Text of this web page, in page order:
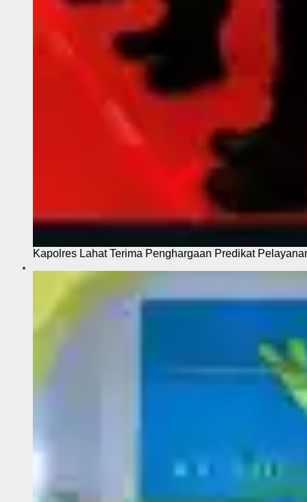
Kapolres Lahat Terima Penghargaan Predikat